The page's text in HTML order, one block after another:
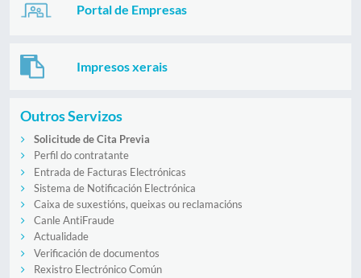
Portal de Empresas
Impresos xerais
Outros Servizos
Solicitude de Cita Previa
Perfil do contratante
Entrada de Facturas Electrónicas
Sistema de Notificación Electrónica
Caixa de suxestións, queixas ou reclamacións
Canle AntiFraude
Actualidade
Verificación de documentos
Rexistro Electrónico Común